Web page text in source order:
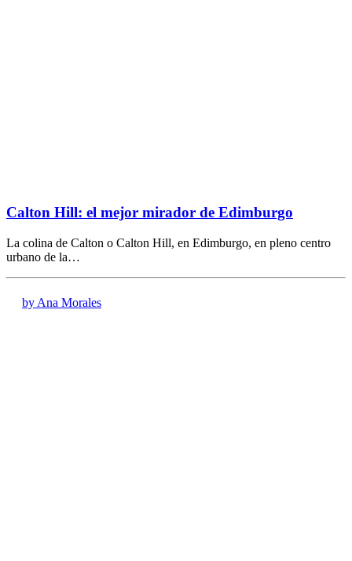
Calton Hill: el mejor mirador de Edimburgo
La colina de Calton o Calton Hill, en Edimburgo, en pleno centro
urbano de la…
by Ana Morales